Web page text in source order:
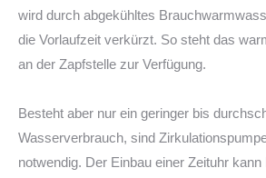
wird durch abgekühltes
die Vorlaufzeit verkürzt. So steht das
an der Zapfstelle zur Verfügung.
Besteht aber nur ein geringer bis
Wasserverbrauch, sind
notwendig. Der Einbau einer Zeituhr kann